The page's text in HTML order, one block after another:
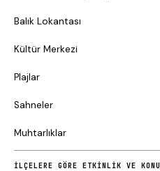
Balık Lokantası
Kültür Merkezi
Plajlar
Sahneler
Muhtarlıklar
İLÇELERE GÖRE ETKINLIK VE